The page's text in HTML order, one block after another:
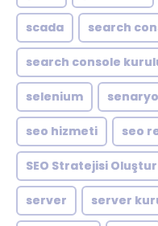
scada search
search console
selenium senaryo
seo hizmeti seo
SEO Stratejisi
server server